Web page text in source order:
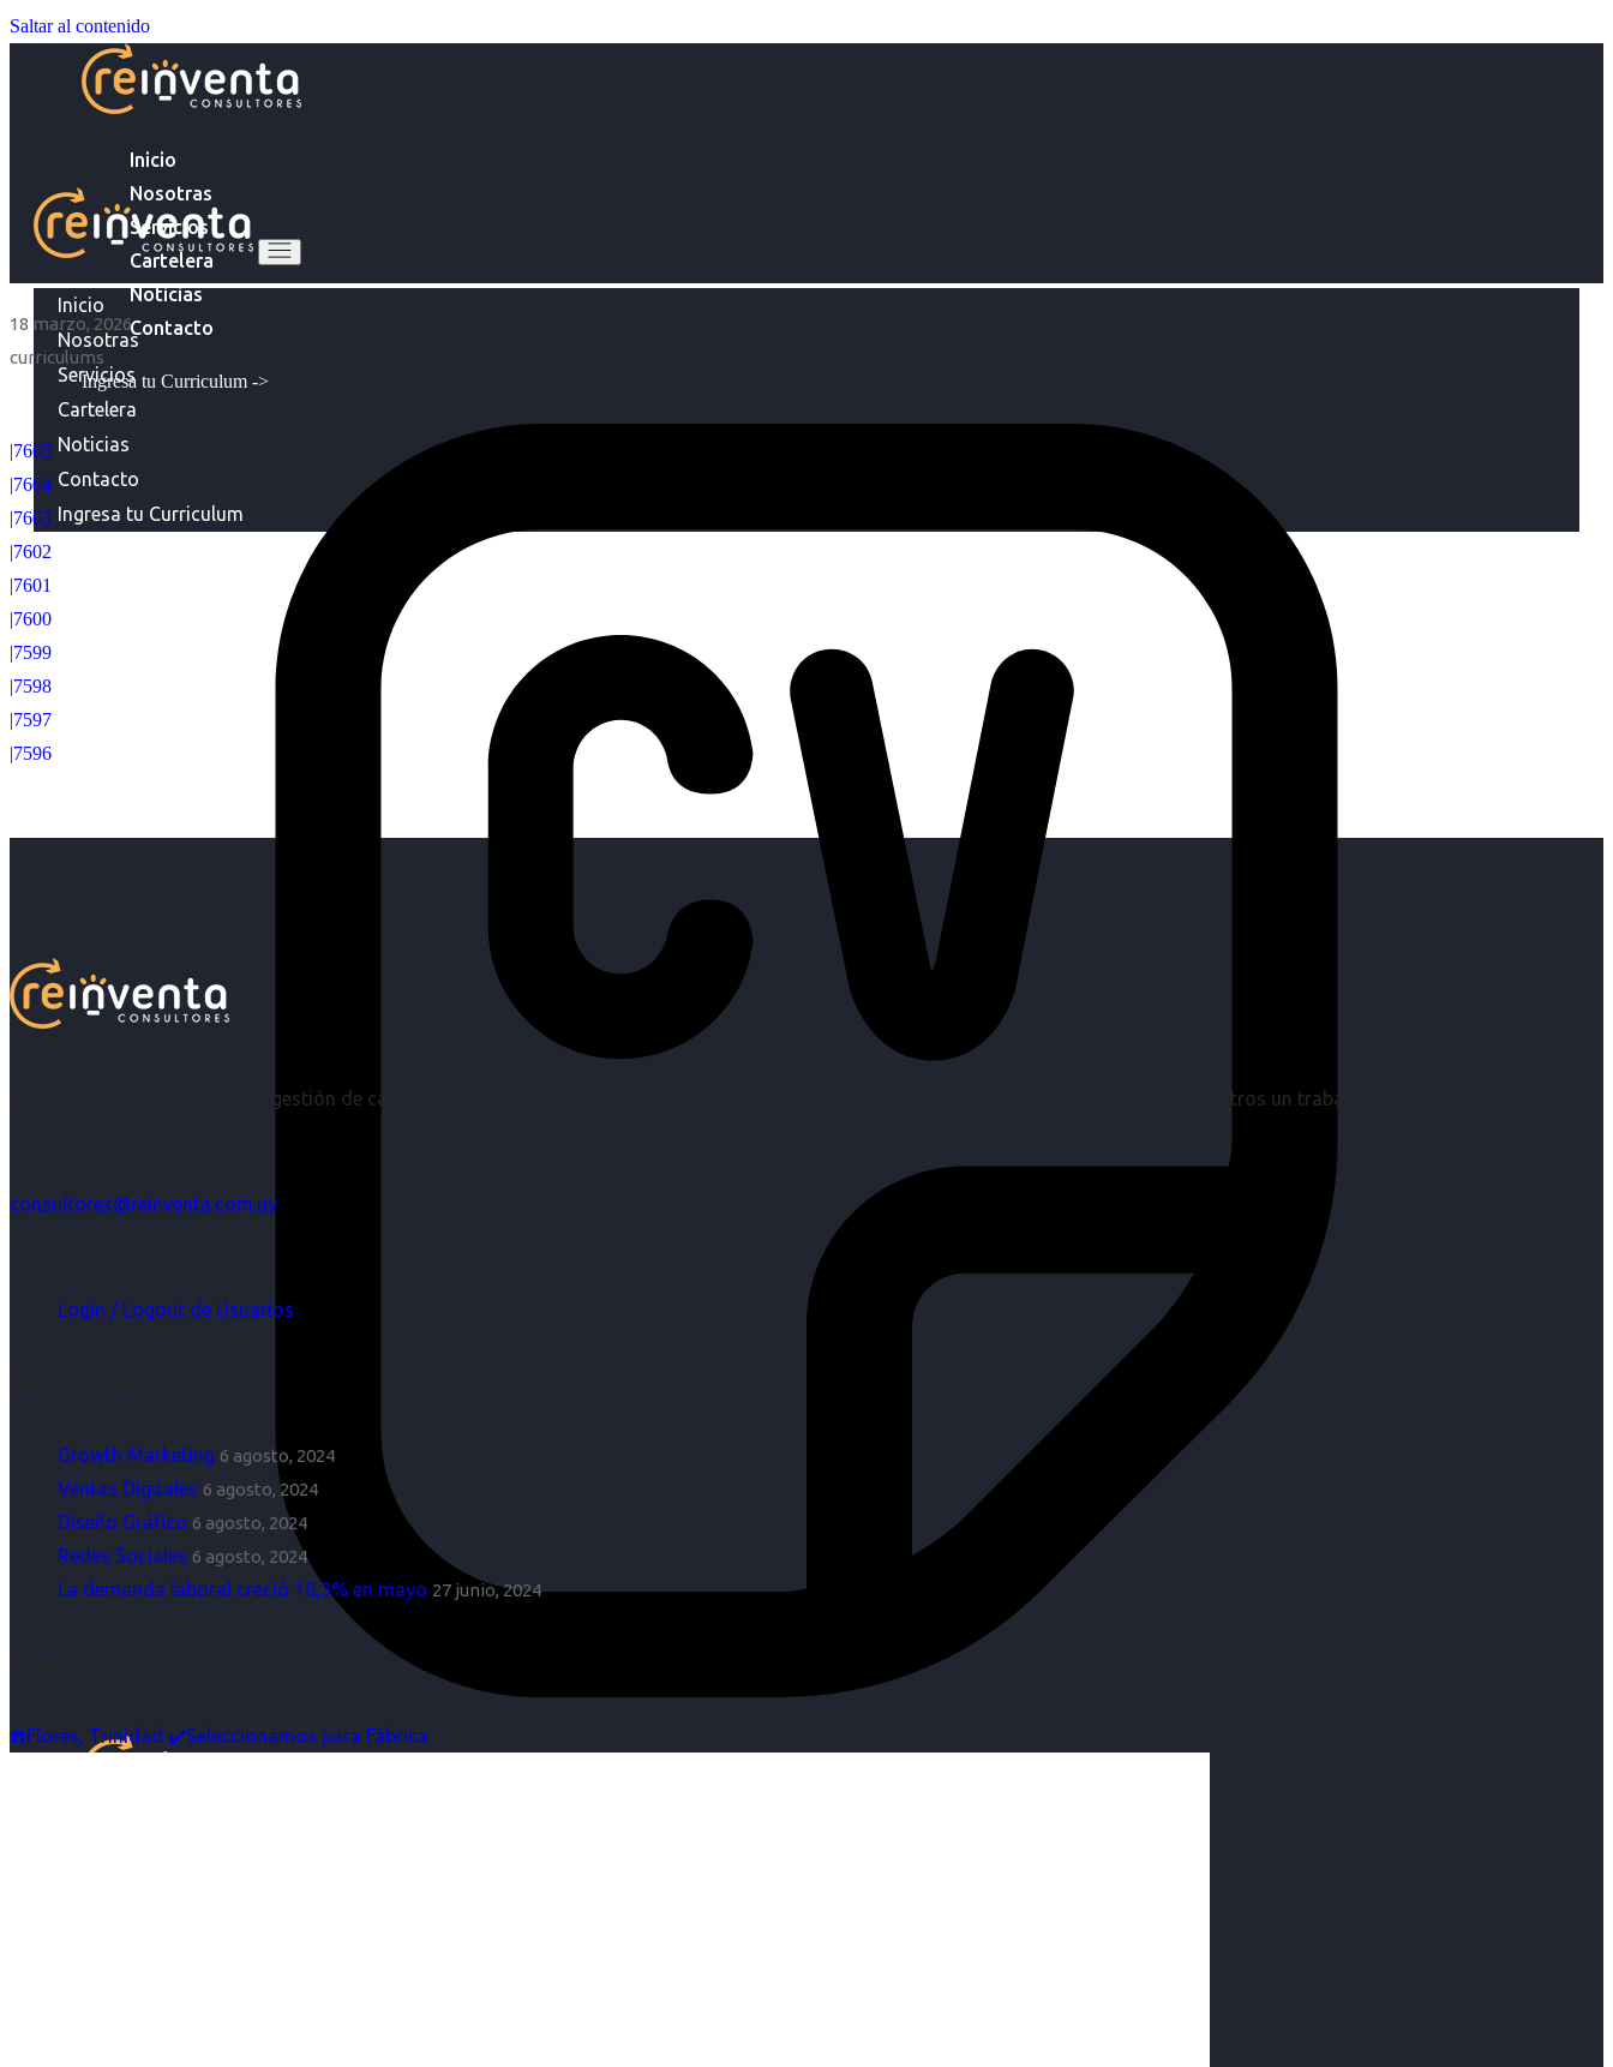
Saltar al contenido
Inicio
Nosotras
Servicios
Cartelera
Noticias
Contacto
Ingresa tu Curriculum ->
Inicio
Nosotras
Servicios
Cartelera
Noticias
Contacto
Ingresa tu Curriculum
18 marzo, 2026
curriculums
|7605
|7604
|7603
|7602
|7601
|7600
|7599
|7598
|7597
|7596
Acompañar a empresas en su gestión de capital humano y acompañar a personas en la búsqueda y encuentro de sus objetivos es para nosotros un trabajo, pero antes un placer.
consultores@reinventa.com.uy
Login / Logout de Usuarios
Growth Marketing 6 agosto, 2024
Ventas Digitales 6 agosto, 2024
Diseño Gráfico 6 agosto, 2024
Redes Sociales 6 agosto, 2024
La demanda laboral creció 10,3% en mayo 27 junio, 2024
☎️Flores, Trinidad ✔️Seleccionamos para Fábrica